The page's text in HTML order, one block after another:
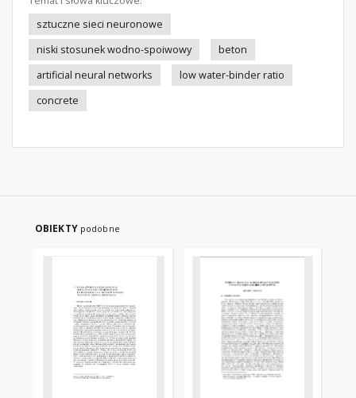
sztuczne sieci neuronowe
niski stosunek wodno-spoiwowy
beton
artificial neural networks
low water-binder ratio
concrete
OBIEKTY podobne